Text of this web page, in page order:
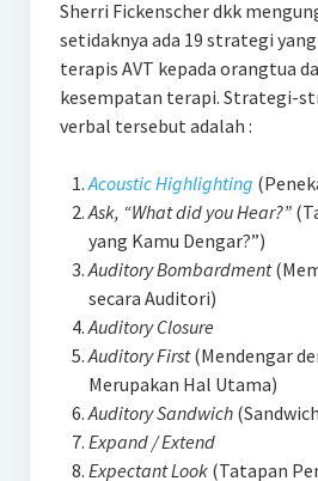
Sherri Fickenscher dkk
setidaknya ada 19 strategi
terapis AVT kepada orangtua
kesempatan terapi. Strategi-
verbal tersebut adalah :
Acoustic Highlighting
Ask, “What did you Hear?”
yang Kamu Dengar?”)
Auditory Bombardment
secara Auditori)
Auditory Closure
Auditory First(Mendengar
Merupakan Hal Utama)
Auditory Sandwich
Expand / Extend
Expectant Look (Tatapan